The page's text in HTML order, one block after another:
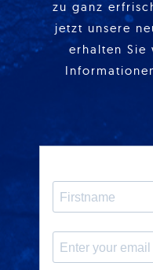
zu ganz
jetzt unsere
erhalten Sie